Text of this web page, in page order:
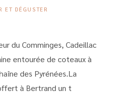
ET DÉGUSTER
du Comminges, Cadeillac
entourée de coteaux à
des Pyrénées.La
à Bertrand un t